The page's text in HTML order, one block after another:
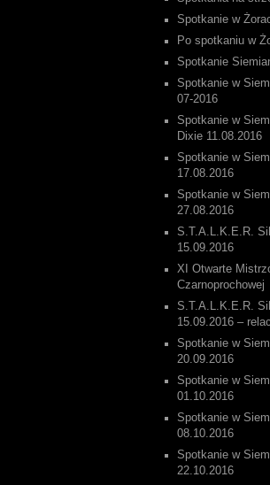
Spotkanie w
Po spotkaniu w
Spotkanie
Spotkanie w
07-2016
Spotkanie w
Dixie 11.08.2016
Spotkanie w
17.08.2016
Spotkanie w
27.08.2016
S.T.A.L.K.E.R.
15.09.2016
XI Otwarte
Czarnoprochowej
S.T.A.L.K.E.R.
15.09.2016 –
Spotkanie w
20.09.2016
Spotkanie w
01.10.2016
Spotkanie w
08.10.2016
Spotkanie w
22.10.2016